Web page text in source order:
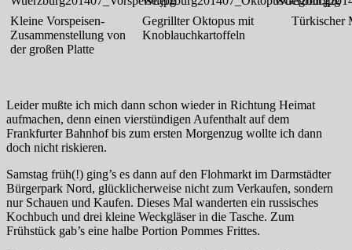
Kleine Vorspeisen-
Zusammenstellung von
der großen Platte
Gegrillter Oktopus mit
Knoblauchkartoffeln
Türkischer
Leider mußte ich mich dann schon wieder in Richtung Heimat
aufmachen, denn einen vierstündigen Aufenthalt auf dem
Frankfurter Bahnhof bis zum ersten Morgenzug wollte ich dann
doch nicht riskieren.
Samstag früh(!) ging’s es dann auf den Flohmarkt im Darmstädter
Bürgerpark Nord, glücklicherweise nicht zum Verkaufen, sondern
nur Schauen und Kaufen. Dieses Mal wanderten ein russisches
Kochbuch und drei kleine Weckgläser in die Tasche. Zum
Frühstück gab’s eine halbe Portion Pommes Frittes.